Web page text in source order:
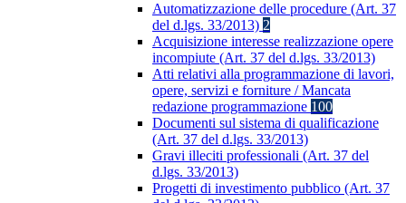
Automatizzazione delle procedure (Art. 37
del d.lgs. 33/2013) 2
Acquisizione interesse realizzazione opere
incompiute (Art. 37 del d.lgs. 33/2013)
Atti relativi alla programmazione di lavori,
opere, servizi e forniture / Mancata
redazione programmazione 100
Documenti sul sistema di qualificazione
(Art. 37 del d.lgs. 33/2013)
Gravi illeciti professionali (Art. 37 del
d.lgs. 33/2013)
Progetti di investimento pubblico (Art. 37